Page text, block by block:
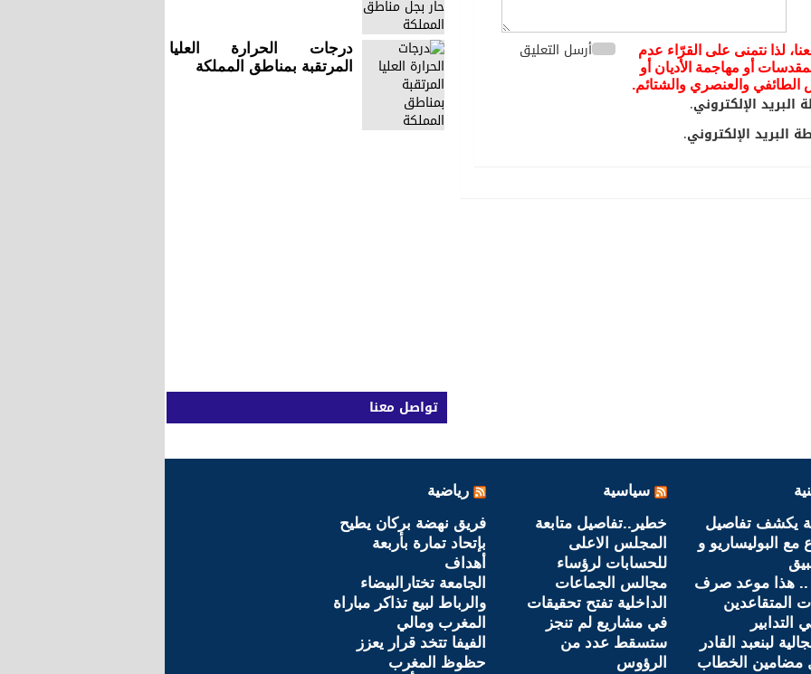
لذا نتمنى على القرّاء عدم
أو مهاجمة الأديان أو
الطائفي والعنصري والشتائم.
أرسل التعليق
الإلكتروني.
البريد الإلكتروني.
درجات الحرارة العليا
المرتقبة بمناطق المملكة
تواصل معنا
يكشف تفاصيل
مع البوليساريو و
هذا موعد صرف
المتقاعدين
لبنعبد القادر
مضامين الخطاب
سياسية
خطير..تفاصيل متابعة
المجلس الاعلى
للحسابات لرؤساء
مجالس الجماعات
الداخلية تفتح تحقيقات
في مشاريع لم تنجز
ستسقط عدد من
الرؤوس
رياضية
فريق نهضة بركان يطيح
بإتحاد تمارة بأربعة
أهداف
الجامعة تختارالبيضاء
والرباط لبيع تذاكر مباراة
المغرب ومالي
الفيفا تتخد قرار يعزز
حظوظ المغرب